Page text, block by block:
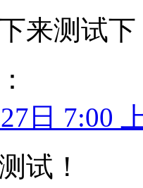
来测试下
日 7:00
试！